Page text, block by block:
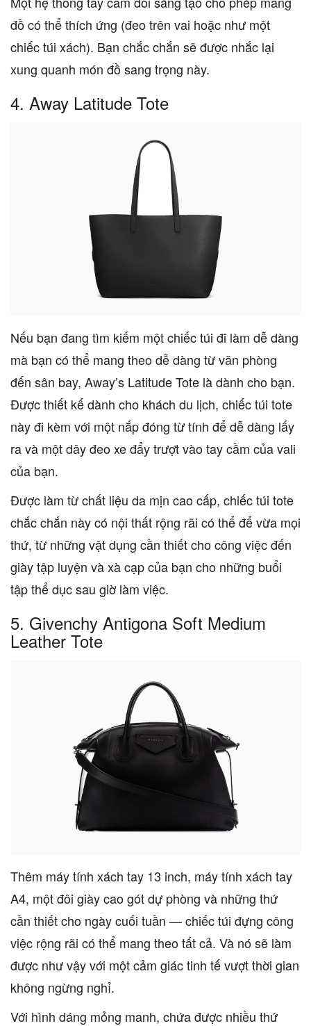
đồ có thể thích ứng (đeo trên vai hoặc như một
chiếc túi xách). Bạn chắc chắn sẽ được nhắc lại
xung quanh món đồ sang trọng này.
4. Away Latitude Tote
Nếu bạn đang tìm kiếm một chiếc túi đi làm dễ dàng
mà bạn có thể mang theo dễ dàng từ văn phòng
đến sân bay, Away’s Latitude Tote là dành cho bạn.
Được thiết kế dành cho khách du lịch, chiếc túi tote
này đi kèm với một nắp đóng từ tính để dễ dàng lấy
ra và một dây đeo xe đẩy trượt vào tay cầm của vali
của bạn.
Được làm từ chất liệu da mịn cao cấp, chiếc túi tote
chắc chắn này có nội thất rộng rãi có thể để vừa mọi
thứ, từ những vật dụng cần thiết cho công việc đến
giày tập luyện và xà cạp của bạn cho những buổi
tập thể dục sau giờ làm việc.
5. Givenchy Antigona Soft Medium
Leather Tote
Thêm máy tính xách tay 13 inch, máy tính xách tay
A4, một đôi giày cao gót dự phòng và những thứ
cần thiết cho ngày cuối tuần — chiếc túi đựng công
việc rộng rãi có thể mang theo tất cả. Và nó sẽ làm
được như vậy với một cảm giác tinh tế vượt thời gian
không ngừng nghỉ.
Với hình dáng mỏng manh, chứa được nhiều thứ